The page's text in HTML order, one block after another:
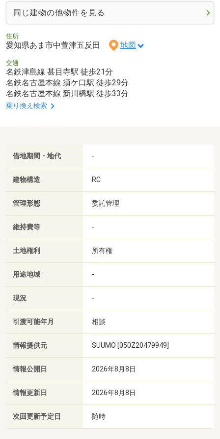
同じ建物の他物件を見る
住所
愛知県あま市中萱津五反田 地図
交通
名鉄津島線 甚目寺駅 徒歩21分
名鉄名古屋本線 須ケ口駅 徒歩29分
名鉄名古屋本線 新川橋駅 徒歩33分
乗り換え検索
借地期間・地代 -
建物構造 RC
管理形態 委託管理
維持費等 -
土地権利 所有権
用途地域 -
現況 -
引渡可能年月 相談
情報提供元 SUUMO [050Z20479949]
情報公開日 2026年8月8日
情報更新日 2026年8月8日
次回更新予定日 随時